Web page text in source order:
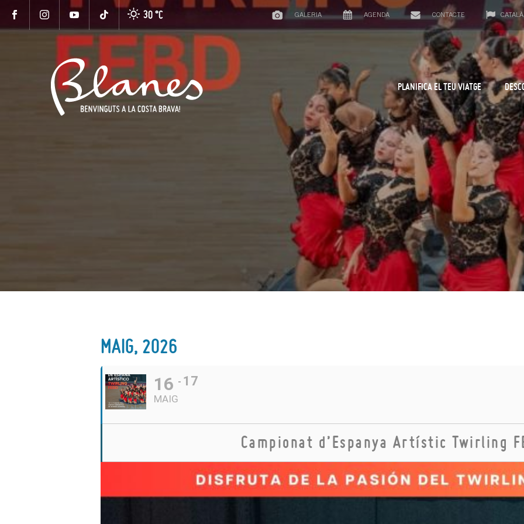
30 °C GALERIA AGENDA CONTACTE CATALÀ
PLANIFICA EL TEU VIATGE
MAIG, 2026
16
MAIG
17
Campionat d’Espanya Artístic Twirling